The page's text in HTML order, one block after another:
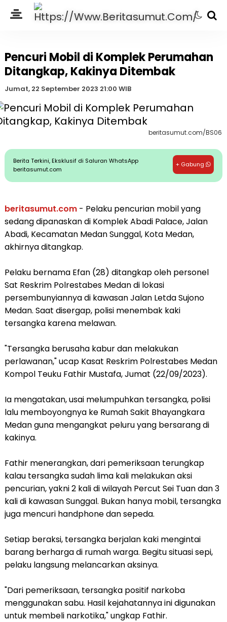
Pencuri Mobil di Komplek Perumahan
Ditangkap, Kakinya Ditembak
Jumat, 22 September 2023 21:00 WIB
beritasumut.com/BS06
Berita Terkini, Eksklusif di Saluran WhatsApp
beritasumut.com
+ Gabung
beritasumut.com- Pelaku pencurian mobil yang
sedang dipanaskan di Komplek Abadi Palace, Jalan
Abadi, Kecamatan Medan Sunggal, Kota Medan,
akhirnya ditangkap.
Pelaku bernama Efan (28) ditangkap oleh personel
Sat Reskrim Polrestabes Medan di lokasi
persembunyiannya di kawasan Jalan Letda Sujono
Medan. Saat disergap, polisi menembak kaki
tersangka karena melawan.
"Tersangka berusaha kabur dan melakukan
perlawanan," ucap Kasat Reskrim Polrestabes Medan
Kompol Teuku Fathir Mustafa, Jumat (22/09/2023).
Ia mengatakan, usai melumpuhkan tersangka, polisi
lalu memboyongnya ke Rumah Sakit Bhayangkara
Medan guna mengangkat peluru yang bersarang di
kakinya.
Fathir menerangkan, dari pemeriksaan terungkap
kalau tersangka sudah lima kali melakukan aksi
pencurian, yakni 2 kali di wilayah Percut Sei Tuan dan 3
kali di kawasan Sunggal. Bukan hanya mobil, tersangka
juga mencuri handphone dan sepeda.
Setiap beraksi, tersangka berjalan kaki mengintai
barang berharga di rumah warga. Begitu situasi sepi,
pelaku langsung melancarkan aksinya.
"Dari pemeriksaan, tersangka positif narkoba
menggunakan sabu. Hasil kejahatannya ini digunakan
untuk membeli narkotika," ungkap Fathir.